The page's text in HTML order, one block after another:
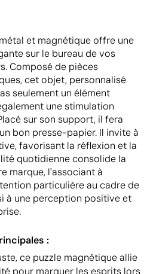
et magnétique offre une
sur le bureau de vos
Composé de pièces
cet objet, personnalisé
seulement un élément
une stimulation
sur son support, il fera
bon presse-papier. Il invite à
favorisant la réflexion et la
quotidienne consolide la
marque, l'associant à
particulière au cadre de
à une perception positive et
:
ce puzzle magnétique allie
pour marquer les esprits lors